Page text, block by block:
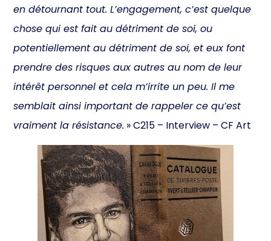
en détournant tout. L’engagement, c’est quelque
chose qui est fait au détriment de soi, ou
potentiellement au détriment de soi, et eux font
prendre des risques aux autres au nom de leur
intérêt personnel et cela m’irrite un peu. Il me
semblait ainsi important de rappeler ce qu’est
vraiment la résistance. » C215 – Interview – CF Art